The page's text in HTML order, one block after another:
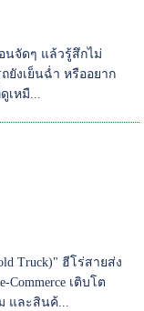
นจัดๆ แล้วรู้สึกไม่
ยังเย็นฉ่ำ หรืออยาก
เหมื...
Truck)" ฮีโร่สายส่ง
เติบโต
และสินค้...